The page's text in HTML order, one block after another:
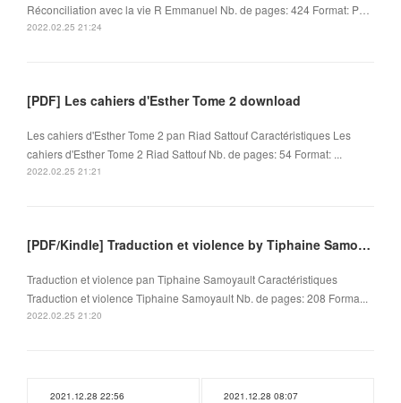
Réconciliation avec la vie R Emmanuel Nb. de pages: 424 Format: P…
2022.02.25 21:24
[PDF] Les cahiers d'Esther Tome 2 download
Les cahiers d'Esther Tome 2 pan Riad Sattouf Caractéristiques Les
cahiers d'Esther Tome 2 Riad Sattouf Nb. de pages: 54 Format: ...
2022.02.25 21:21
[PDF/Kindle] Traduction et violence by Tiphaine Samoyault
Traduction et violence pan Tiphaine Samoyault Caractéristiques
Traduction et violence Tiphaine Samoyault Nb. de pages: 208 Forma...
2022.02.25 21:20
2021.12.28 22:56 2021.12.28 08:07